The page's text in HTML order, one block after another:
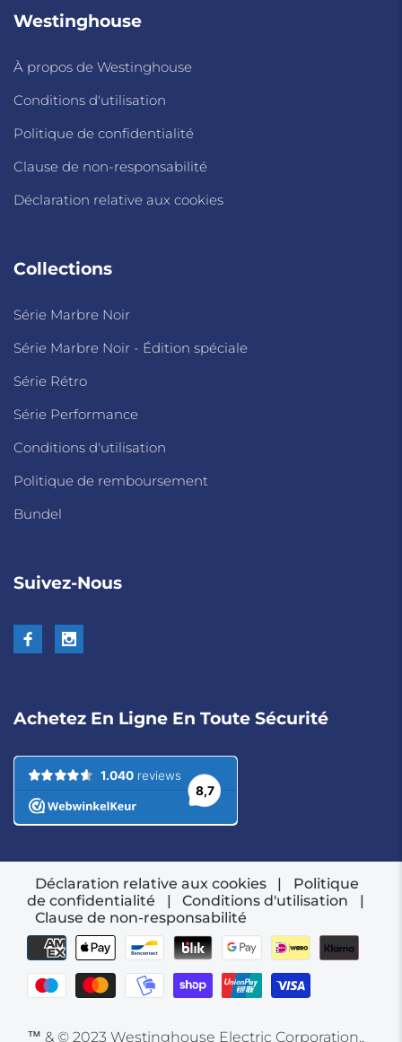
Westinghouse
À propos de Westinghouse
Conditions d'utilisation
Politique de confidentialité
Clause de non-responsabilité
Déclaration relative aux cookies
Collections
Série Marbre Noir
Série Marbre Noir - Édition spéciale
Série Rétro
Série Performance
Conditions d'utilisation
Politique de remboursement
Bundel
Suivez-Nous
Achetez En Ligne En Toute Sécurité
Déclaration relative aux cookies |
Politique
de confidentialité
| Conditions d'utilisation
|
Clause de non-responsabilité
™ & © 2023 Westinghouse Electric Corporation.,